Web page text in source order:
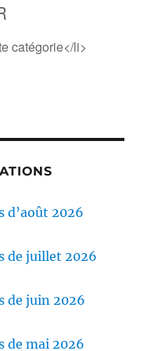
catégorie</li>
d’août 2026
de juillet 2026
de juin 2026
de mai 2026